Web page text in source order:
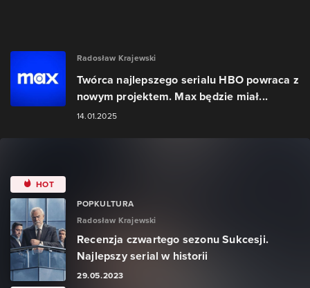
Radosław Krajewski
Twórca najlepszego serialu HBO powraca z
nowym projektem. Max będzie miał...
14.01.2025
HOT
POPKULTURA
Radosław Krajewski
Recenzja czwartego sezonu Sukcesji.
Najlepszy serial w historii
29.05.2023